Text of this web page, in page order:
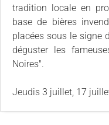
tradition locale en
base de bières
placées sous le signe
déguster les
Noires".
Jeudis 3 juillet, 17